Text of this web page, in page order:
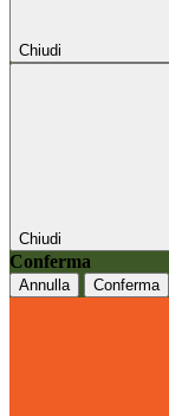
Chiudi
Chiudi
Conferma
Annulla Conferma